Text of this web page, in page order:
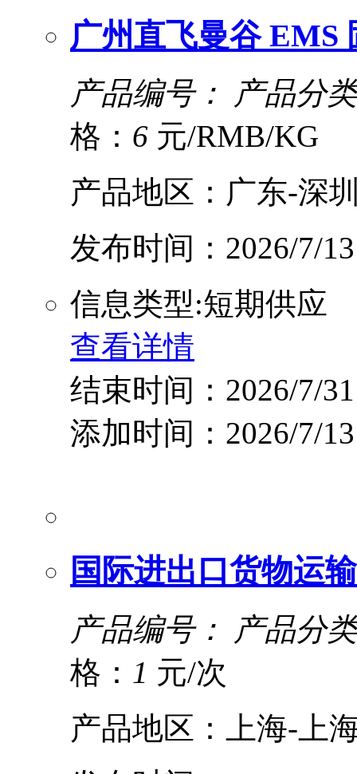
广州直飞曼谷 EMS
产品编号：
产品分
格： 6 元/RMB/KG
产品地区：广东-深
发布时间：2026/7/13
信息类型:短期供应
查看详情
结束时间：2026/7/31
添加时间：2026/7/13
国际进出口货物运输
产品编号：
产品分
格： 1 元/次
产品地区：上海-上